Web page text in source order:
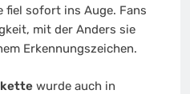
sofort ins Auge. Fans
mit der Anders sie
Erkennungszeichen.
kette wurde auch in